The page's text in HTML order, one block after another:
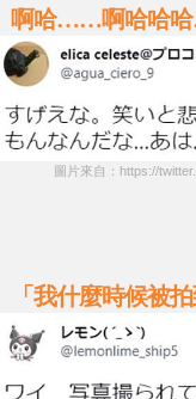
啊哈……啊哈哈
圖片來自：https://
「我什麼時候被